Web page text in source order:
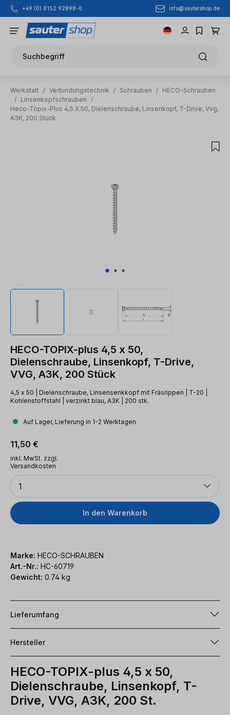
Zum Hauptinhalt springen
+49 (0) 8152 92898-0 info@sautershop.de
Suchbegriff
Werkstatt / Verbindungstechnik / Schrauben / HECO-Schrauben
/ Linsenkopfschrauben
/
Heco-Topix-Plus 4,5 X 50, Dielenschraube, Linsenkopf, T-Drive, Vvg,
A3K, 200 Stück
HECO-TOPIX-plus 4,5 x 50,
Dielenschraube, Linsenkopf, T-Drive,
VVG, A3K, 200 Stück
4,5 x 50 | Dielenschraube, Linsensenkkopf mit Fräsrippen | T-20 |
Kohlenstoffstahl | verzinkt blau, A3K | 200 stk.
Auf Lager, Lieferung in 1-2 Werktagen
Regulärer Preis:
11,50 €
inkl. MwSt. zzgl.
Versandkosten
Anzahl
1
In den Warenkorb
Marke: HECO-SCHRAUBEN
Art.-Nr.: HC-60719
Gewicht: 0.74 kg
Lieferumfang
Hersteller
HECO-TOPIX-plus 4,5 x 50,
Dielenschraube, Linsenkopf, T-
Drive, VVG, A3K, 200 St.